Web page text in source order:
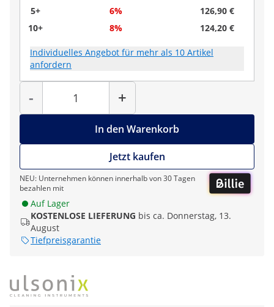
5+
6%
126,90 €
10+
8% 124,20 €
Individuelles Angebot für mehr als 10 Artikel
anfordern
-
Menge
+
In den Warenkorb
Jetzt kaufen
NEU: Unternehmen können innerhalb von 30 Tagen
bezahlen mit
Auf Lager
KOSTENLOSE LIEFERUNG bis ca. Donnerstag, 13.
August
Tiefpreisgarantie